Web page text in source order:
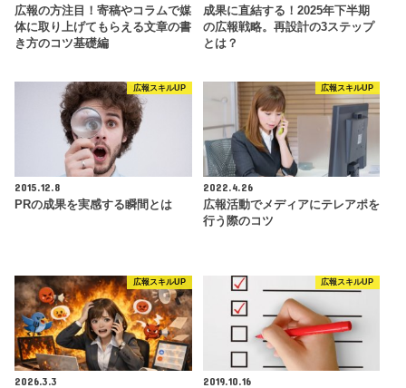
広報の方注目！寄稿やコラムで媒
体に取り上げてもらえる文章の書
き方のコツ基礎編
成果に直結する！2025年下半期
の広報戦略。再設計の3ステップ
とは？
広報スキルUP
2015.12.8
PRの成果を実感する瞬間とは
広報スキルUP
2022.4.26
広報活動でメディアにテレアポを
行う際のコツ
広報スキルUP
2026.3.3
広報スキルUP
2019.10.16